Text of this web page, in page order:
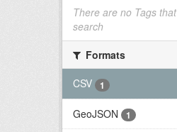
There are no Tags
search
Formats
CSV
1
GeoJSON 1